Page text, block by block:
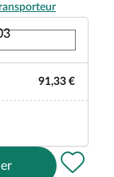
91,33 €